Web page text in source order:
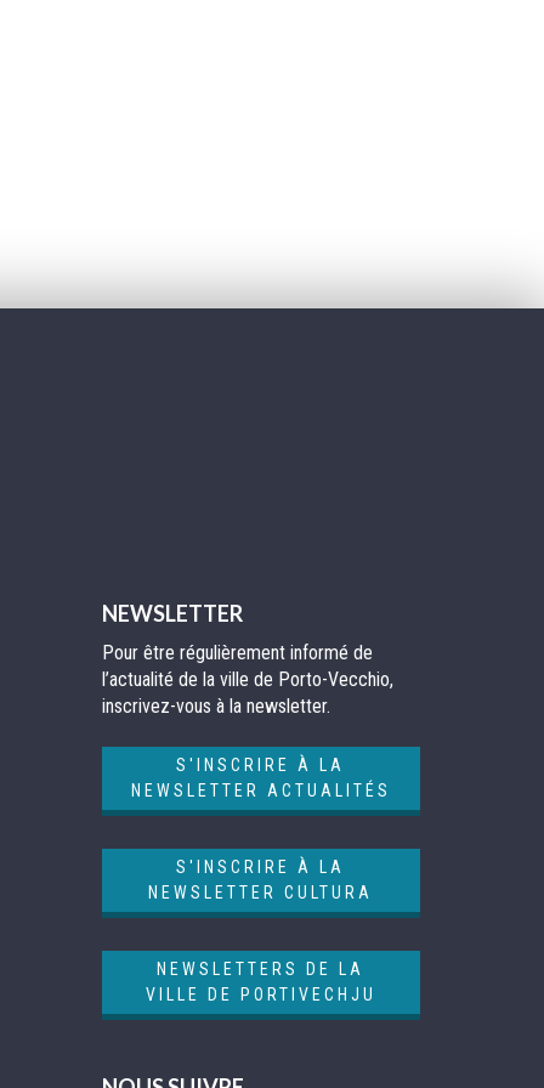
NEWSLETTER
Pour être régulièrement informé de
l’actualité de la ville de Porto-Vecchio,
inscrivez-vous à la newsletter.
S'INSCRIRE À LA
NEWSLETTER ACTUALITÉS
S'INSCRIRE À LA
NEWSLETTER CULTURA
NEWSLETTERS DE LA
VILLE DE PORTIVECHJU